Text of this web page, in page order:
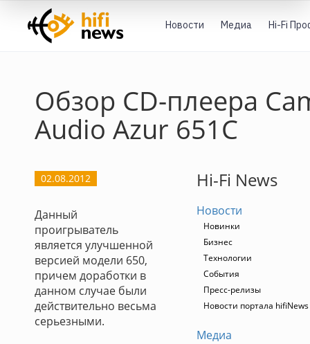
Новости Медиа Hi-Fi
Обзор СD-плеера
Audio Azur 651C
02.08.2012
Данный
проигрыватель
является улучшенной
версией модели 650,
причем доработки в
данном случае были
действительно весьма
серьезными.
Hi-Fi News
Новости
Новинки
Бизнес
Технологии
События
Пресс-релизы
Новости портала hifiNews
Медиа